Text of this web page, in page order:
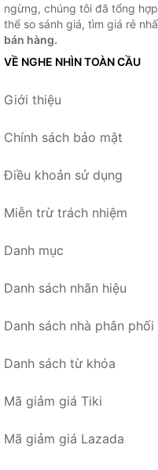
ngừng, chúng tôi đã tổng
thể so sánh giá, tìm giá rẻ
bán hàng.
VỀ NGHE NHÌN TOÀN CẦU
Giới thiệu
Chính sách bảo mật
Điều khoản sử dụng
Miễn trừ trách nhiệm
Danh mục
Danh sách nhãn hiệu
Danh sách nhà phân phối
Danh sách từ khóa
Mã giảm giá Tiki
Mã giảm giá Lazada